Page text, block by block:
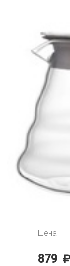
Цена
879